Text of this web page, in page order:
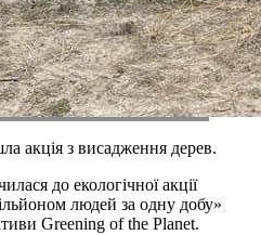
акція з висадження дерев.
до екологічної акції
людей за одну добу»
Greening of the Planet.